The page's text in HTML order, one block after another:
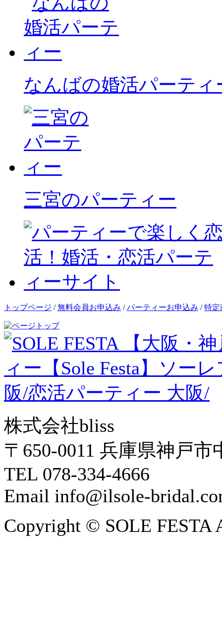
なんばの婚活パーティ
三宮のパーティー
トップページ /無料会員お申込み /パーティーお申込み /特定
株式会社bliss
〒650-0011 兵庫県神戸
TEL 078-334-4666
Email info@ilsole-
Copyright © SOLE FESTA